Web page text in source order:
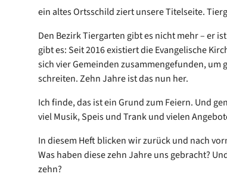
ein altes Ortsschild ziert unsere Titelseite.
Den Bezirk Tiergarten gibt es nicht mehr – er
gibt es: Seit 2016 existiert die Evangelische
sich vier Gemeinden zusammengefunden, um
schreiten. Zehn Jahre ist das nun her.
Ich finde, das ist ein Grund zum Feiern. Und
viel Musik, Speis und Trank und vielen
In diesem Heft blicken wir zurück und nach
Was haben diese zehn Jahre uns gebracht?
zehn?